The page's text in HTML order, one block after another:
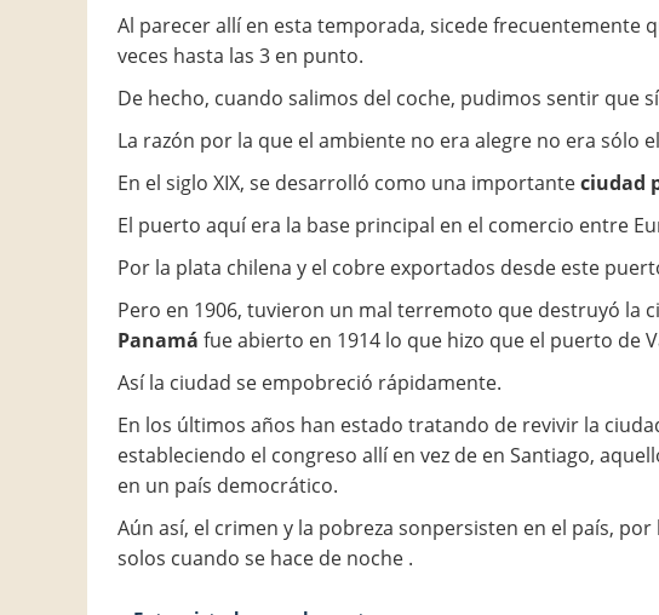
Al parecer allí en esta temporada, sicede frecuentemente
veces hasta las 3 en punto.
De hecho, cuando salimos del coche, pudimos sentir que
La razón por la que el ambiente no era alegre no era sólo
En el siglo XIX, se desarrolló como una importanteciudad
El puerto aquí era la base principal en el comercio entre
Por la plata chilena y el cobre exportados desde este
Pero en 1906, tuvieron un mal terremoto que destruyó la
Panamá fue abierto en 1914 lo que hizo que el puerto de
Así la ciudad se empobreció rápidamente.
En los últimos años han estado tratando de revivir la
estableciendo el congreso allí en vez de en Santiago,
en un país democrático.
Aún así, el crimen y la pobreza sonpersisten en el país,
solos cuando se hace de noche .